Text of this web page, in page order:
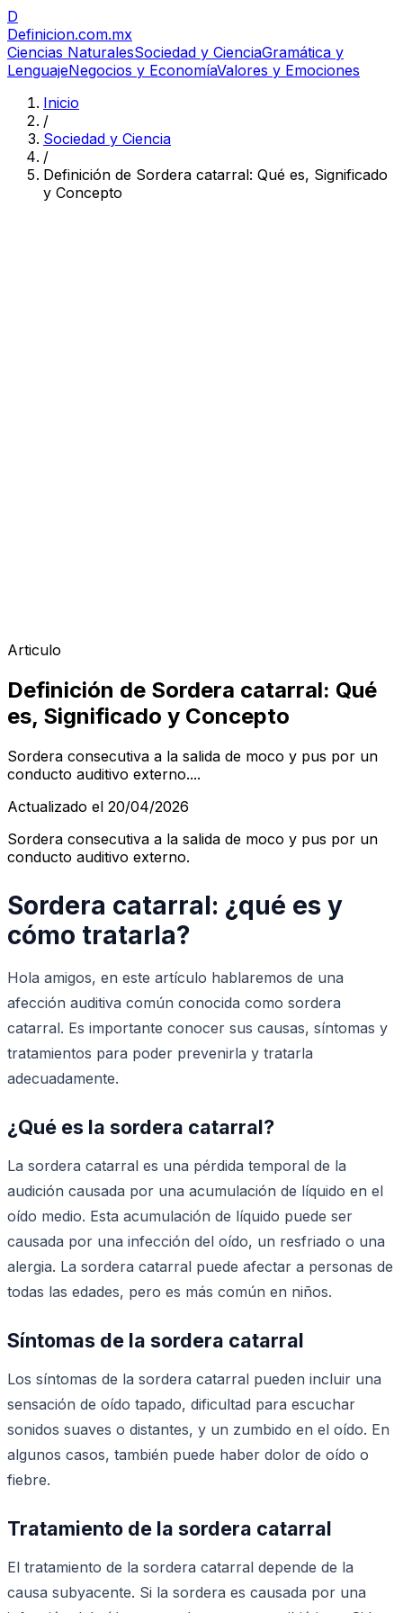
D
Definicion.com.mx
Ciencias NaturalesSociedad y CienciaGramática y
LenguajeNegocios y EconomíaValores y Emociones
Inicio
/
Sociedad y Ciencia
/
Definición de Sordera catarral: Qué es, Significado
y Concepto
Articulo
Definición de Sordera catarral: Qué
es, Significado y Concepto
Sordera consecutiva a la salida de moco y pus por un
conducto auditivo externo....
Actualizado el 20/04/2026
Sordera consecutiva a la salida de moco y pus por un
conducto auditivo externo.
Sordera catarral: ¿qué es y
cómo tratarla?
Hola amigos, en este artículo hablaremos de una
afección auditiva común conocida como sordera
catarral. Es importante conocer sus causas, síntomas y
tratamientos para poder prevenirla y tratarla
adecuadamente.
¿Qué es la sordera catarral?
La sordera catarral es una pérdida temporal de la
audición causada por una acumulación de líquido en el
oído medio. Esta acumulación de líquido puede ser
causada por una infección del oído, un resfriado o una
alergia. La sordera catarral puede afectar a personas de
todas las edades, pero es más común en niños.
Síntomas de la sordera catarral
Los síntomas de la sordera catarral pueden incluir una
sensación de oído tapado, dificultad para escuchar
sonidos suaves o distantes, y un zumbido en el oído. En
algunos casos, también puede haber dolor de oído o
fiebre.
Tratamiento de la sordera catarral
El tratamiento de la sordera catarral depende de la
causa subyacente. Si la sordera es causada por una